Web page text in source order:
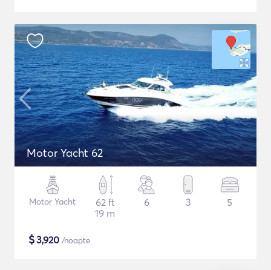
Motor Yacht 62
Motor Yacht
62 ft
19 m
6 3 5
$3,920 /noapte